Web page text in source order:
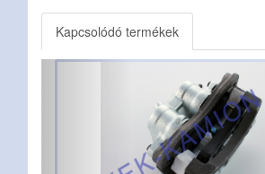
Kapcsolódó termékek